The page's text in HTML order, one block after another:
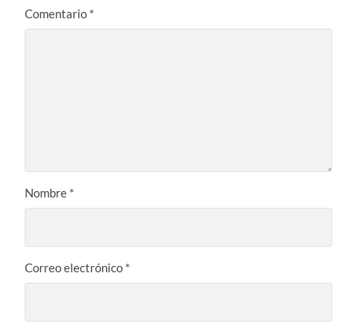
Comentario *
Nombre *
Correo electrónico *